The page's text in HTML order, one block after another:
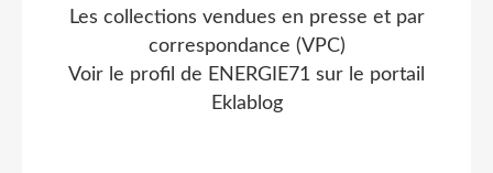
Les collections vendues en presse et par
correspondance (VPC)
Voir le profil de ENERGIE71 sur le portail
Eklablog